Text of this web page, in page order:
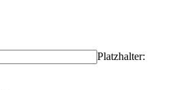
Platzhalter: